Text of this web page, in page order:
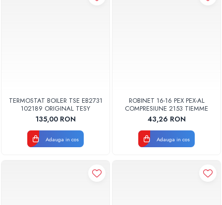
TERMOSTAT BOILER TSE EB2731
102189 ORIGINAL TESY
135,00 RON
Adauga in cos
ROBINET 16-16 PEX PEX-AL
COMPRESIUNE 2153 TIEMME
43,26 RON
Adauga in cos